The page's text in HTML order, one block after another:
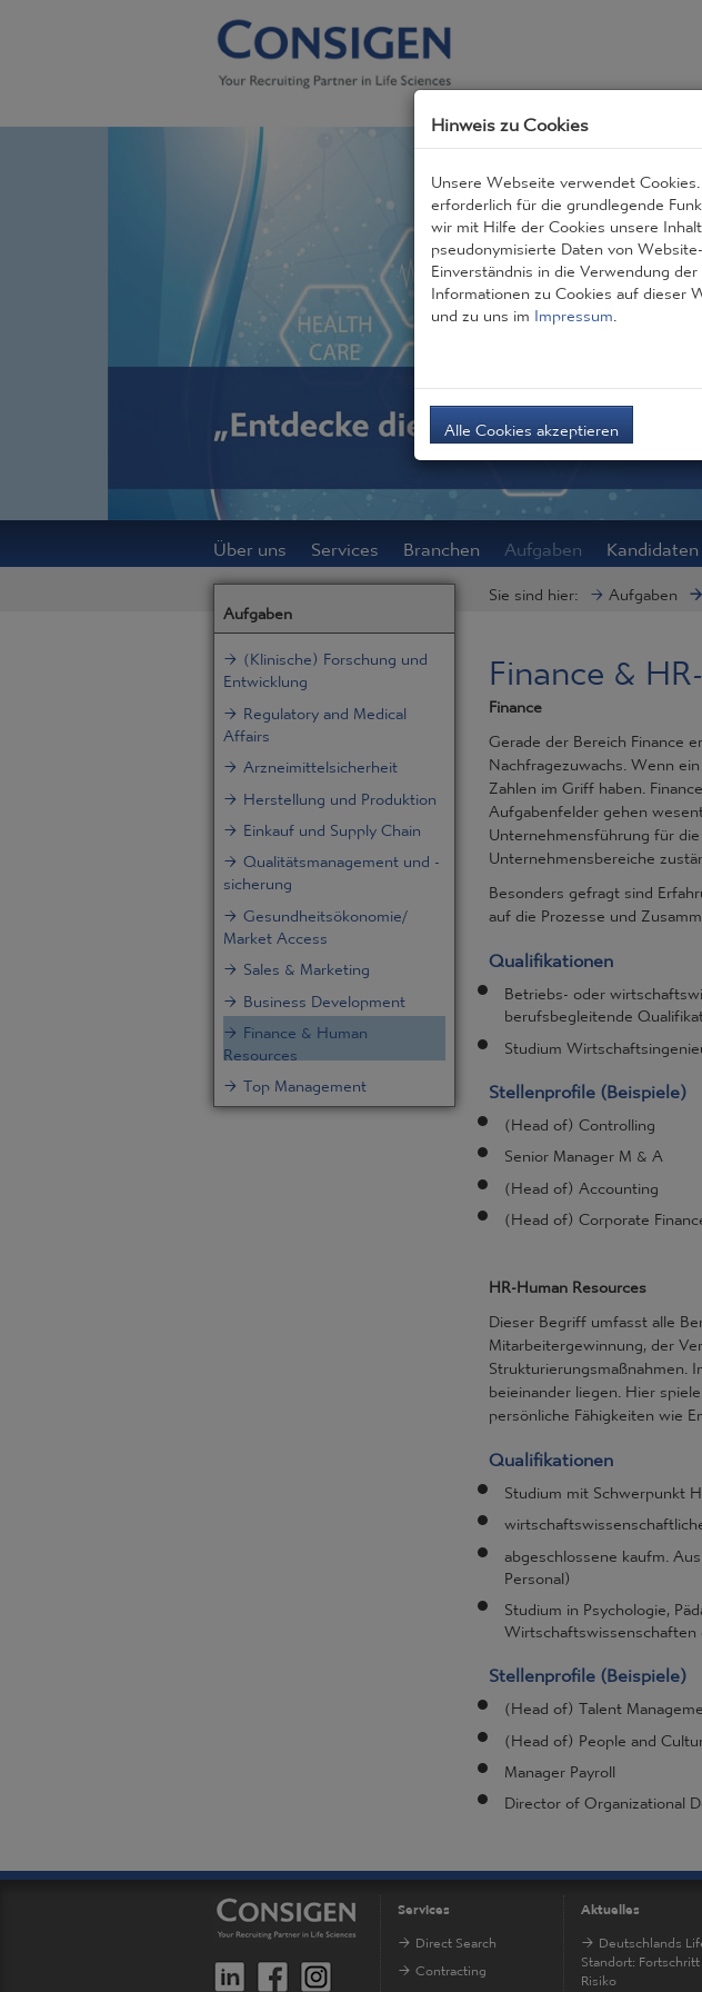
Über uns Services Branchen Aufgaben Kandidaten
Aufgaben
(Klinische) Forschung und
Entwicklung
Regulatory and Medical
Affairs
Arzneimittelsicherheit
Herstellung und Produktion
Einkauf und Supply Chain
Qualitätsmanagement und -
sicherung
Gesundheitsökonomie/
Market Access
Sales & Marketing
Business Development
Finance & Human
Resources
Top Management
Sie sind hier: Aufgaben
Finance &
Finance
Gerade der Bereich Finance
Nachfragezuwachs. Wenn
Zahlen im Griff haben.
Aufgabenfelder gehen
Unternehmensführung für
Unternehmensbereiche
Besonders gefragt sind
auf die Prozesse und
Qualifikationen
Betriebs- oder
berufsbegleitende
Studium
Stellenprofile (Beispiele)
(Head of) Controlling
Senior Manager M & A
(Head of) Accounting
(Head of) Corporate
HR-Human Resources
Dieser Begriff umfasst alle
Mitarbeitergewinnung, der
Strukturierungsmaßnahmen.
beieinander liegen. Hier
persönliche Fähigkeiten wie
Qualifikationen
Studium mit Schwerpunkt
abgeschlossene kaufm.
Personal)
Studium in Psychologie,
Stellenprofile (Beispiele)
(Head of) Talent
(Head of) People and
Manager Payroll
Director of Organizational
Services
Direct Search
Contracting
Aktuelles
Deutschlands
Standort:
Risiko
Hinweis zu Cookies
Unsere Webseite verwendet
erforderlich für die grundlegende
wir mit Hilfe der Cookies unsere
pseudonymisierte Daten von
Einverständnis in die Verwendung
Informationen zu Cookies auf dieser
und zu uns imImpressum
Alle Cookies akzeptieren